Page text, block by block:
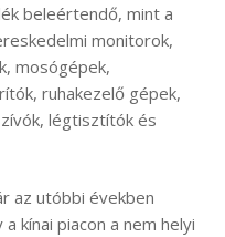
beleértendő, mint a
monitorok,
mosógépek,
ruhakezelő gépek,
légtisztítók és
az utóbbi években
kínai piacon a nem helyi